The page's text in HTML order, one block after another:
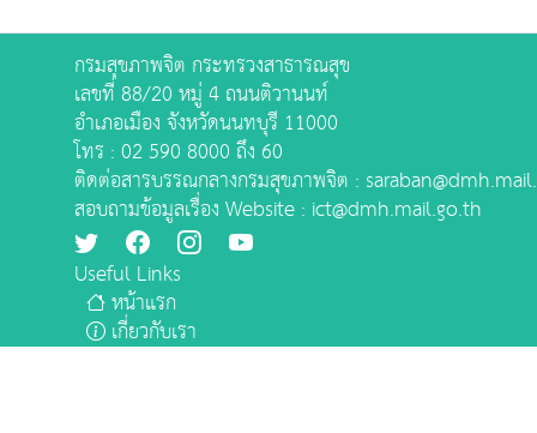
กรมสุขภาพจิต กระทรวงสาธารณสุข
เลขที่ 88/20 หมู่ 4 ถนนติวานนท์
อำเภอเมือง จังหวัดนนทบุรี 11000
โทร : 02 590 8000 ถึง 60
ติดต่อสารบรรณกลางกรมสุขภาพจิต :
สอบถามข้อมูลเรื่อง Website : ict@dmh.mail.go.th
Useful Links
หน้าแรก
เกี่ยวกับเรา